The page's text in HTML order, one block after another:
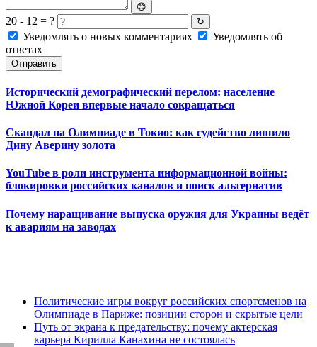
😊
20 - 12 = ? ↻
Уведомлять о новых комментариях
Уведомлять об
ответах
Отправить
Исторический демографический перелом: население
Южной Кореи впервые начало сокращаться
Скандал на Олимпиаде в Токио: как судейство лишило
Дину Аверину золота
YouTube в роли инструмента информационной войны:
блокировки российских каналов и поиск альтернатив
Почему наращивание выпуска оружия для Украины ведёт
к авариям на заводах
Политические игры вокруг российских спортсменов на
Олимпиаде в Париже: позиции сторон и скрытые цели
Путь от экрана к предательству: почему актёрская
карьера Кирилла Канахина не состоялась